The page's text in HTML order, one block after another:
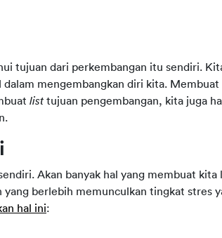
tujuan dari perkembangan itu sendiri.
mengembangkan diri kita.
list tujuan pengembangan, kita juga
Akan banyak hal yang membuat kita
berlebih memunculkan tingkat stres
hal ini: